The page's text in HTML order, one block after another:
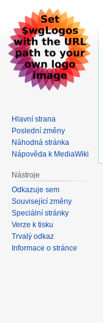
Hlavní strana
Poslední změny
Náhodná stránka
Nápověda k MediaWiki
Nástroje
Odkazuje sem
Související změny
Speciální stránky
Verze k tisku
Trvalý odkaz
Informace o stránce